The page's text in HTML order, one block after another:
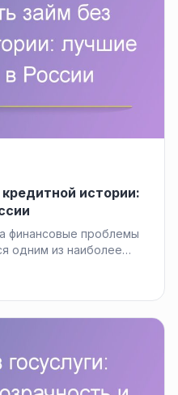
истории:
финансовые проблемы
одним из наиболее